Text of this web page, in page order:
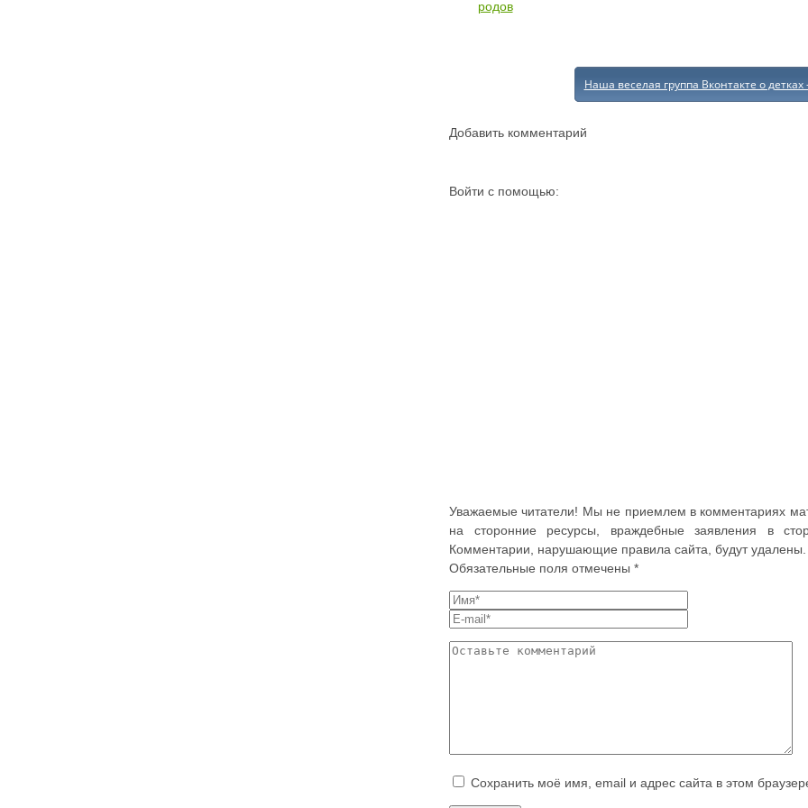
родов
Наша веселая группа Вконтакте о
Добавить комментарий
Войти с помощью:
Уважаемые читатели! Мы не приемлем в комментариях
на сторонние ресурсы, враждебные заявления в
Комментарии, нарушающие правила сайта, будут удалены.
Обязательные поля отмечены *
Сохранить моё имя, email и адрес сайта в этом